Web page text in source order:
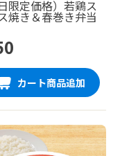
日限定価格）若鶏ス
焼き＆春巻き弁当
カート商品追加